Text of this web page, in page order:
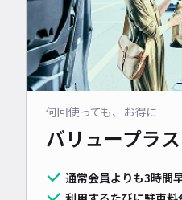
何回使っても、お得に
バリュープラス
通常会員よりも3時間